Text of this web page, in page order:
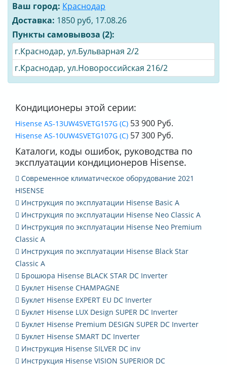
Ваш город: Краснодар
Доставка: 1850 руб, 17.08.26
Пункты самовывоза (2):
г.Краснодар, ул.Бульварная 2/2
г.Краснодар, ул.Новороссийская 216/2
Кондиционеры этой серии:
Hisense AS-13UW4SVETG157G (C) 53 900 Руб.
Hisense AS-10UW4SVETG107G (C) 57 300 Руб.
Каталоги, коды ошибок, руководства по
эксплуатации кондиционеров Hisense.
Современное климатическое оборудование 2021
HISENSE
Инструкция по эксплуатации Hisense Basic A
Инструкция по эксплуатации Hisense Neo Classic A
Инструкция по эксплуатации Hisense Neo Premium
Classic A
Инструкция по эксплуатации Hisense Black Star
Classic A
Брошюра Hisense BLACK STAR DC Inverter
Буклет Hisense CHAMPAGNE
Буклет Hisense EXPERT EU DC Inverter
Буклет Hisense LUX Design SUPER DC Inverter
Буклет Hisense Premium DESIGN SUPER DC Inverter
Буклет Hisense SMART DC Inverter
Инструкция Hisense SILVER DC inv
Инструкция Hisense VISION SUPERIOR DC